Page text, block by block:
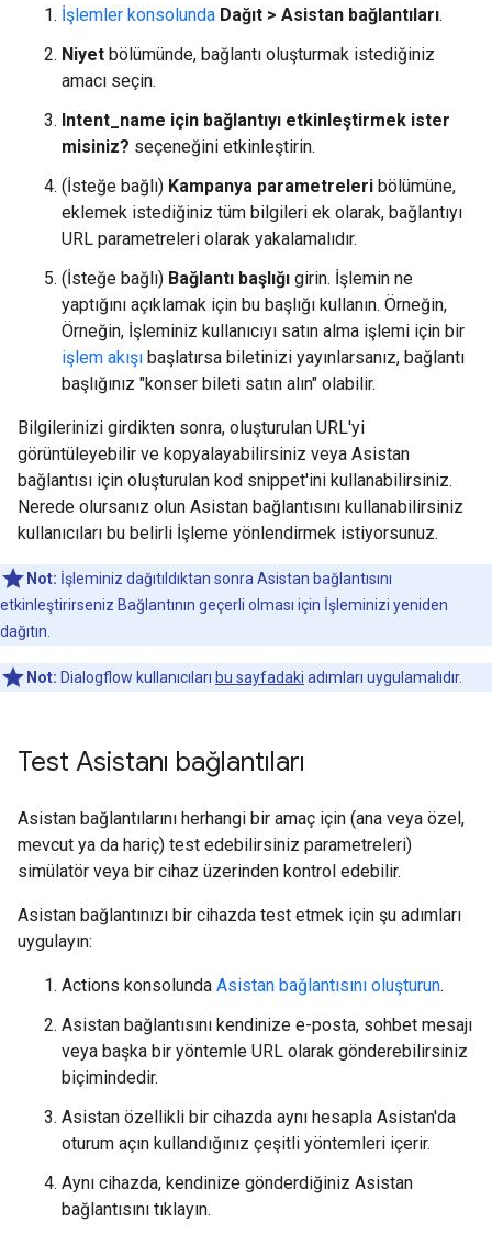
İşlemler konsolunda Dağıt > Asistan bağlantıları.
Niyet bölümünde, bağlantı oluşturmak istediğiniz
amacı seçin.
Intent_name için bağlantıyı etkinleştirmek ister
misiniz? seçeneğini etkinleştirin.
(İsteğe bağlı) Kampanya parametreleri bölümüne,
eklemek istediğiniz tüm bilgileri ek olarak, bağlantıyı
URL parametreleri olarak yakalamalıdır.
(İsteğe bağlı) Bağlantı başlığı girin. İşlemin ne
yaptığını açıklamak için bu başlığı kullanın. Örneğin,
Örneğin, İşleminiz kullanıcıyı satın alma işlemi için bir
işlem akışı başlatırsa biletinizi yayınlarsanız, bağlantı
başlığınız "konser bileti satın alın" olabilir.
Bilgilerinizi girdikten sonra, oluşturulan URL'yi
görüntüleyebilir ve kopyalayabilirsiniz veya Asistan
bağlantısı için oluşturulan kod snippet'ini kullanabilirsiniz.
Nerede olursanız olun Asistan bağlantısını kullanabilirsiniz
kullanıcıları bu belirli İşleme yönlendirmek istiyorsunuz.
Not: İşleminiz dağıtıldıktan sonra Asistan bağlantısını
etkinleştirirseniz Bağlantının geçerli olması için İşleminizi yeniden
dağıtın.
Not: Dialogflow kullanıcıları bu sayfadaki adımları uygulamalıdır.
Test Asistanı bağlantıları
Asistan bağlantılarını herhangi bir amaç için (ana veya özel,
mevcut ya da hariç) test edebilirsiniz parametreleri)
simülatör veya bir cihaz üzerinden kontrol edebilir.
Asistan bağlantınızı bir cihazda test etmek için şu adımları
uygulayın:
Actions konsolunda Asistan bağlantısını oluşturun.
Asistan bağlantısını kendinize e-posta, sohbet mesajı
veya başka bir yöntemle URL olarak gönderebilirsiniz
biçimindedir.
Asistan özellikli bir cihazda aynı hesapla Asistan'da
oturum açın kullandığınız çeşitli yöntemleri içerir.
Aynı cihazda, kendinize gönderdiğiniz Asistan
bağlantısını tıklayın.